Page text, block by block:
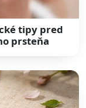
tipy pred
prsteňa